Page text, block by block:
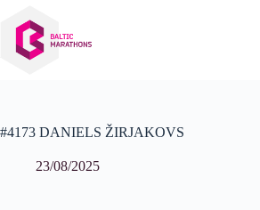
saturu
#4173 DANIELS ŽIRJAKOVS
23/08/2025